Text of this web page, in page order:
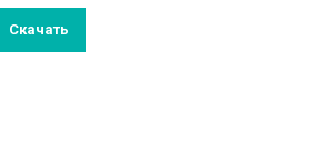
Скачать